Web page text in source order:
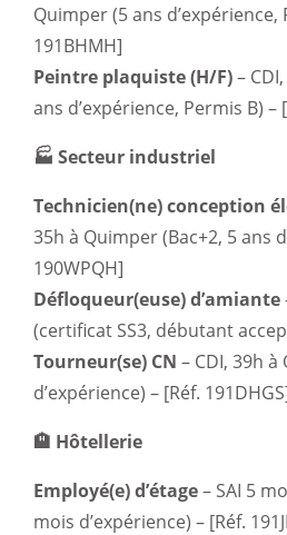
Quimper (5 ans d’expérience,
191BHMH]
Peintre plaquiste (H/F)–
ans d’expérience, Permis B) –
🏭 Secteur industriel
Technicien(ne) conception
35h à Quimper (Bac+2, 5 ans
190WPQH]
Défloqueur(euse) d’amiante
(certificat SS3, débutant
Tourneur(se) CN – CDI, 39h
d’expérience) – [Réf.
🏨 Hôtellerie
Employé(e) d’étage– SAI 5
mois d’expérience) – [Réf.